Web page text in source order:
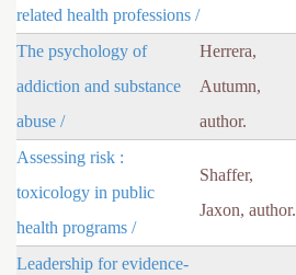
related health professions /
The psychology of
addiction and substance
abuse /
Herrera,
Autumn,
author.
Assessing risk :
toxicology in public
health programs /
Shaffer,
Jaxon, author.
Leadership for evidence-